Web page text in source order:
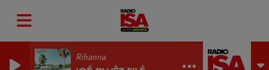
Rihanna